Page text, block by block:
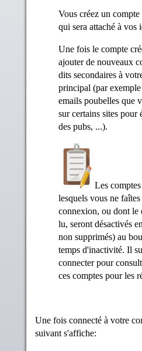
Vous créez un
qui sera attaché à vos
Une fois le compte
ajouter de nouveaux
dits secondaires à
principal (par exemple
emails poubelles que
sur certains sites pour
des pubs, ...).
Les
lesquels vous ne faîtes
connexion, ou dont le
lu, seront désactivés
non supprimés) au
temps d'inactivité. Il
connecter pour
ces comptes pour les
Une fois connecté à votre
suivant s'affiche: